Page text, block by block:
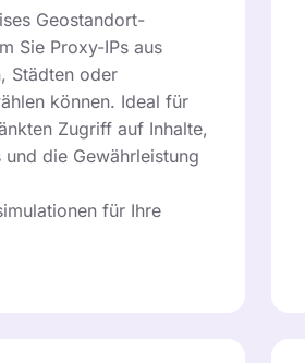
Geostandort-
Sie Proxy-IPs aus
Städten oder
können. Ideal für
Zugriff auf Inhalte,
und die Gewährleistung
für Ihre